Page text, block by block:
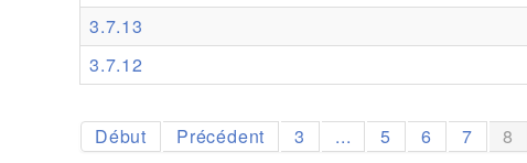
3.7.13
3.7.12
Début Précédent 3 ... 5 6 7 8